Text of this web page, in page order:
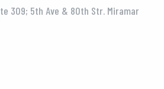
309; 5th Ave & 80th Str. Miramar